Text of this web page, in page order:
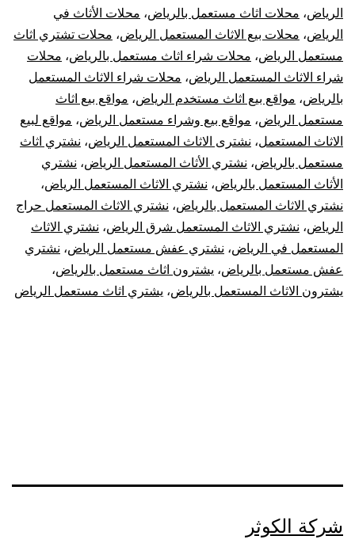
الرياض، محلات اثاث مستعمل بالرياض، محلات الأثاث في
الرياض، محلات بيع الاثاث المستعمل الرياض، محلات تشتري اثاث
مستعمل الرياض، محلات شراء اثاث مستعمل بالرياض، محلات
شراء الاثاث المستعمل الرياض، محلات شراء الاثاث المستعمل
بالرياض، مواقع بيع اثاث مستخدم الرياض، مواقع بيع اثاث
مستعمل الرياض، مواقع بيع وشراء مستعمل الرياض، مواقع لبيع
الاثاث المستعمل، نشترى الاثاث المستعمل الرياض، نشتري اثاث
مستعمل بالرياض، نشتري الأثاث المستعمل الرياض، نشتري
الأثاث المستعمل بالرياض، نشتري الاثاث المستعمل الرياض،
نشتري الاثاث المستعمل بالرياض، نشتري الاثاث المستعمل حراج
الرياض، نشتري الاثاث المستعمل شرق الرياض، نشتري الاثاث
المستعمل في الرياض، نشتري عفش مستعمل الرياض، نشتري
عفش مستعمل بالرياض، يشترون اثاث مستعمل بالرياض،
يشترون الاثاث المستعمل بالرياض، يشتري اثاث مستعمل الرياض
شركة الكوثر